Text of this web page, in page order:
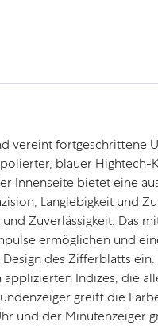
vereint fortgeschrittene
blauer Hightech-
Innenseite bietet eine
Langlebigkeit und
Zuverlässigkeit. Das
ermöglichen und
des Zifferblatts
Indizes, die
greift die
und der Minutenzeiger